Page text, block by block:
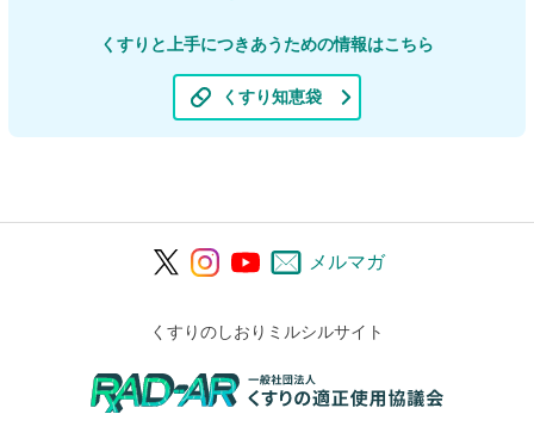
くすりと上手につきあうための情報はこちら
くすり知恵袋
メルマガ
くすりのしおりミルシルサイト